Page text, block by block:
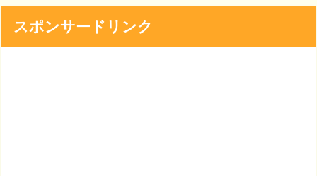
スポンサードリンク